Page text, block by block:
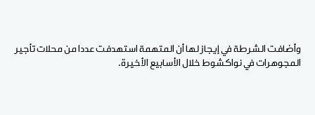
وأضافت الشرطة في إيجاز لها أن المتهمة استهدفت عددا من محلات تأجير
المجوهرات في نواكشوط خلال الأسابيع الأخيرة.